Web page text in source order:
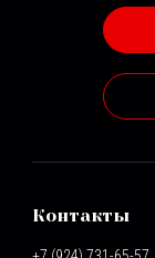
Контакты